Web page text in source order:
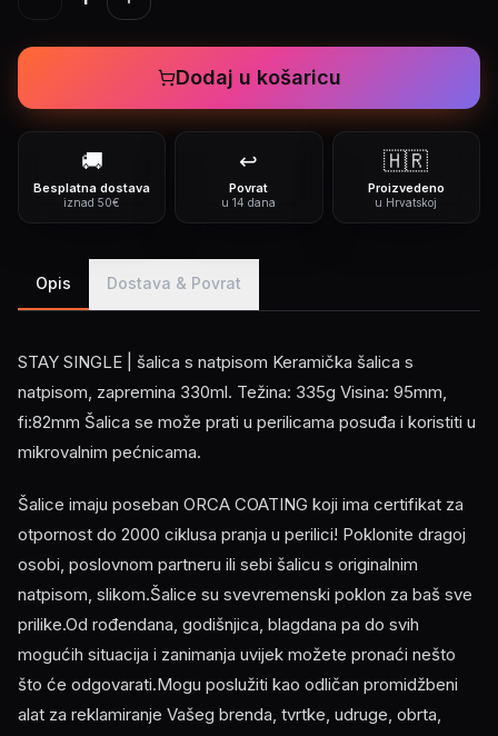
Dodaj u košaricu
🚚
Besplatna dostava
iznad 50€
↩️
Povrat
u 14 dana
🇭🇷
Proizvedeno
u Hrvatskoj
Opis Dostava & Povrat
STAY SINGLE | šalica s natpisom Keramička šalica s
natpisom, zapremina 330ml. Težina: 335g Visina: 95mm,
fi:82mm Šalica se može prati u perilicama posuđa i koristiti u
mikrovalnim pećnicama.
Šalice imaju poseban ORCA COATING koji ima certifikat za
otpornost do 2000 ciklusa pranja u perilici! Poklonite dragoj
osobi, poslovnom partneru ili sebi šalicu s originalnim
natpisom, slikom.Šalice su svevremenski poklon za baš sve
prilike.Od rođendana, godišnjica, blagdana pa do svih
mogućih situacija i zanimanja uvijek možete pronaći nešto
što će odgovarati.Mogu poslužiti kao odličan promidžbeni
alat za reklamiranje Vašeg brenda, tvrtke, udruge, obrta,